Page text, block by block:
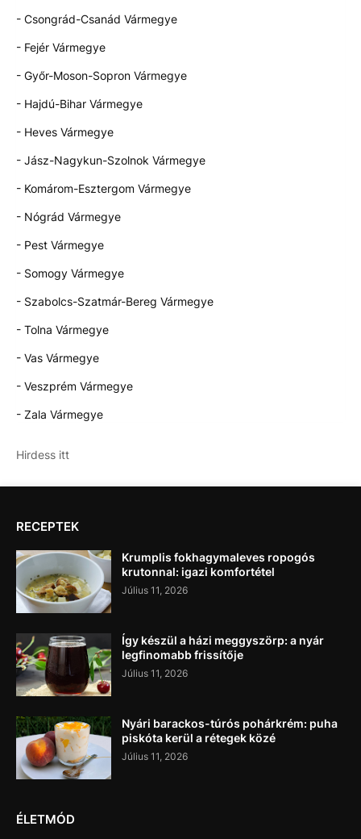
- Csongrád-Csanád Vármegye
- Fejér Vármegye
- Győr-Moson-Sopron Vármegye
- Hajdú-Bihar Vármegye
- Heves Vármegye
- Jász-Nagykun-Szolnok Vármegye
- Komárom-Esztergom Vármegye
- Nógrád Vármegye
- Pest Vármegye
- Somogy Vármegye
- Szabolcs-Szatmár-Bereg Vármegye
- Tolna Vármegye
- Vas Vármegye
- Veszprém Vármegye
- Zala Vármegye
Hirdess itt
RECEPTEK
Krumplis fokhagymaleves ropogós
krutonnal: igazi komfortétel
Július 11, 2026
Így készül a házi meggyszörp: a nyár
legfinomabb frissítője
Július 11, 2026
Nyári barackos-túrós pohárkrém: puha
piskóta kerül a rétegek közé
Július 11, 2026
ÉLETMÓD